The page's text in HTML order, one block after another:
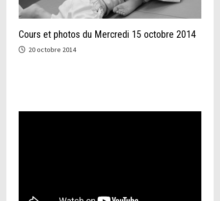
Cours et photos du Mercredi 15 octobre 2014
20 octobre 2014